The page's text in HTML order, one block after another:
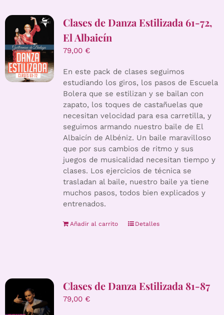
Clases de Danza Estilizada 61-72,
El Albaicín
79,00 €
En este pack de clases seguimos
estudiando los giros, los pasos de Escuela
Bolera que se estilizan y se bailan con
zapato, los toques de castañuelas que
necesitan velocidad para esa carretilla, y
seguimos armando nuestro baile de El
Albaicín de Albéniz. Un baile maravilloso
que por sus cambios de ritmo y sus
juegos de musicalidad necesitan tiempo y
clases. Los ejercicios de técnica se
trasladan al baile, nuestro baile ya tiene
muchos pasos, todos bien explicados y
entrenados.
Añadir al carrito Detalles
Clases de Danza Estilizada 81-87
79,00 €